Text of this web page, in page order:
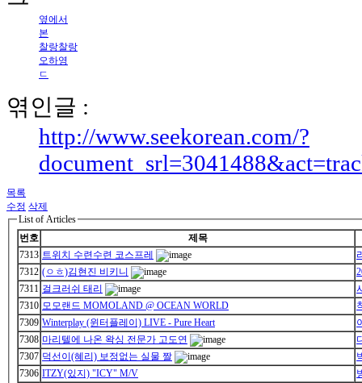
옆에서
본
찰랑찰랑
오하영
ㄷ
엮인글 :
http://www.seekorean.com/?
목록
수정 삭제
List of Articles
번호
제목
7313 트위치 수련수련 코스프레
7312 (ㅇㅎ)김현진 비키니
7311 걸크러쉬 태리
7310 모모랜드 MOMOLAND @ OCEAN WORLD
7309 Winterplay (윈터플레이) LIVE - Pure Heart
7308 마리텔에 나온 왁싱 전문가 고도연
7307 덕선이(혜리) 보정없는 실물 짤
7306 ITZY(있지) "ICY" M/V